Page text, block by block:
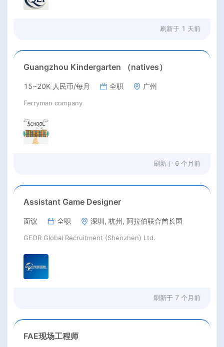
刷新于 1 天前
Guangzhou Kindergarten （natives）
15~20K 人民币/每月 全职 广州
Ferryman company
刷新于 6 个月前
Assistant Game Designer
面议 全职 深圳, 杭州, 阿拉伯联合酋长国
GEOR Global Recruitment (Shenzhen) Ltd.
刷新于 7 个月前
FAE现场工程师